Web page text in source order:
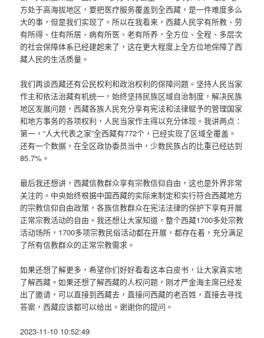
方处于高海拔地区，要把医疗服务覆盖到全西藏，是一件难度多么
大的事，但是我们实现了。所以在我看来，西藏人民学有所教、劳
有所得、住有所居、病有所医、老有所养，全方位、全程、多层次
的社会保障体系已经建起来了，这在更大程度上全方位地保障了西
藏人民的生活质量。
我们再谈西藏还有公民权利和政治权利的保障问题。坚持人民当家
作主和依法治藏有机统一，始终坚持民族区域自治制度，解决民族
地区发展问题，西藏各族人民充分享有宪法和法律赋予的管理国家
和地方事务的各项权利，人民当家作主得以充分体现。我讲两点：
第一，“人大代表之家”全西藏有772个，已经实现了区域全覆盖。
还有一个数据，在全区政协委员当中，少数民族占的比重已经达到
85.7%。
最后我还想讲，西藏信教群众享有宗教信仰自由，这也是外界非常
关注的。中央始终根据中国西藏的实际来制定和实行符合西藏地方
的宗教信仰自由政策，各族信教群众在宪法法律的保护下享有开展
正常宗教活动的自由。我还想让大家知道，整个西藏1700多处宗教
活动场所，1700多项宗教民俗活动都在开展，都存在着，充分满足
了所有信教群众的正常宗教需求。
如果还想了解更多，希望你们好好看看这本白皮书，让大家真实地
了解西藏。如果还想了解西藏的人权问题，刚才严金海主席已经发
出了邀请，可以直接到西藏去，直接问西藏的老百姓，直接去寻找
答案，西藏应该都可以给出。谢谢你的提问。
2023-11-10 10:52:49